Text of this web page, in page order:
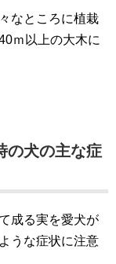
なところに植栽
ｍ以上の大木に
の犬の主な症
成る実を愛犬が
うな症状に注意